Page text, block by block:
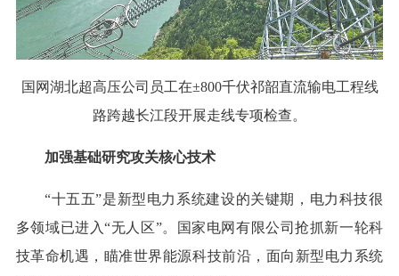
国网湖北超高压公司员工在±800千伏祁韶直流输电工程线
路跨越长江段开展走线专项检查。
加强基础研究攻关核心技术
“十五五”是新型电力系统建设的关键期，电力科技很
多领域已进入“无人区”。国家电网有限公司抢抓新一轮科
技革命机遇，瞄准世界能源科技前沿，面向新型电力系统